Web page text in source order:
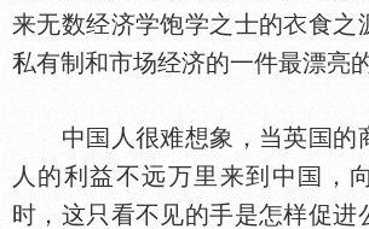
来无数经济学饱学之士的
食之
私有制和市场经济的一件最漂亮
中 人很难想象，当英
的
人的利益不远万里来到中
，
时，这只看不见的手是怎样促进